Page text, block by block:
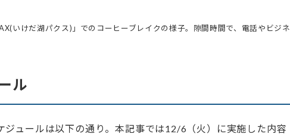
いけだ湖パクス)」でのコーヒーブレイクの様子。隙間時間で、電話やビジネ
ル
ジュールは以下の通り。本記事では12/6（火）に実施した内容